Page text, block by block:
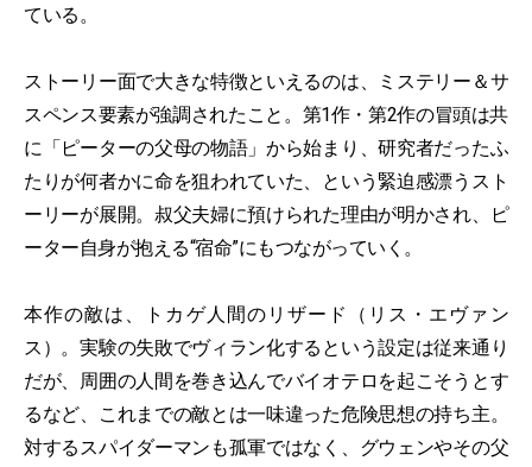
ている。
ストーリー面で大きな特徴といえるのは、ミステリー＆サ
スペンス要素が強調されたこと。第1作・第2作の冒頭は共
に「ピーターの父母の物語」から始まり、研究者だったふ
たりが何者かに命を狙われていた、という緊迫感漂うスト
ーリーが展開。叔父夫婦に預けられた理由が明かされ、ピ
ーター自身が抱える“宿命”にもつながっていく。
本作の敵は、トカゲ人間のリザード（リス・エヴァン
ス）。実験の失敗でヴィラン化するという設定は従来通り
だが、周囲の人間を巻き込んでバイオテロを起こそうとす
るなど、これまでの敵とは一味違った危険思想の持ち主。
対するスパイダーマンも孤軍ではなく、グウェンやその父